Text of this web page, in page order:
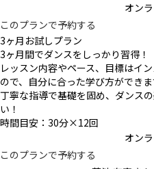
オン
このプランで予約する
3ヶ月お試しプラン
3ヶ月間でダンスをしっかり習得！
レッスン内容やペース、目標はイ
ので、自分に合った学び方ができま
丁寧な指導で基礎を固め、ダンス
い！
時間目安：30分×12回
オン
このプランで予約する